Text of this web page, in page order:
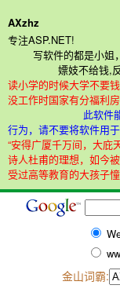
AXzhz
专注ASP.NET!
写软件的都是小姐，
嫖妓不给钱,反说
读小学的时候大学不要
没工作时国家有分福利
此软件能有效的
行为，请不要将软件用于
“安得广厦千万间，大庇
诗人杜甫的理想，如今
受过高等教育的大孩子憧
金山词霸: